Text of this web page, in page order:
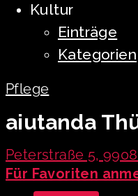
Kultur
Einträge
Kategorien
Pflege
aiutanda
Peterstraße 5,
Für Favoriten